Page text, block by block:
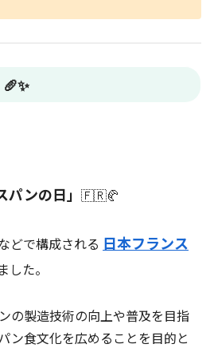
パンの日」 🇫🇷🥐
どで構成される 日本フランス
した。
の製造技術の向上や普及を目指
ン食文化を広めることを目的と